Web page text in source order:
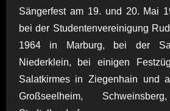
Sängerfest am 19. und 20. Mai
bei der Studentenvereinigung
1964 in Marburg, bei der
Niederklein, bei einigen
Salatkirmes in Ziegenhain und
Großseelheim,